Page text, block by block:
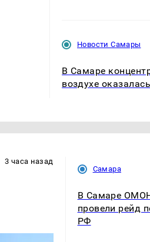
Новости Самары
В Самаре
воздухе
3 часа назад
Самара
В Самаре
провели рейд
РФ